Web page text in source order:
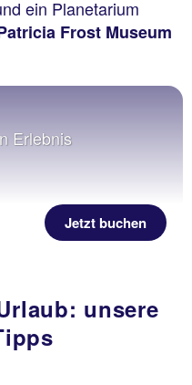
ein Planetarium
Frost Museum
Erlebnis
Jetzt buchen
unsere